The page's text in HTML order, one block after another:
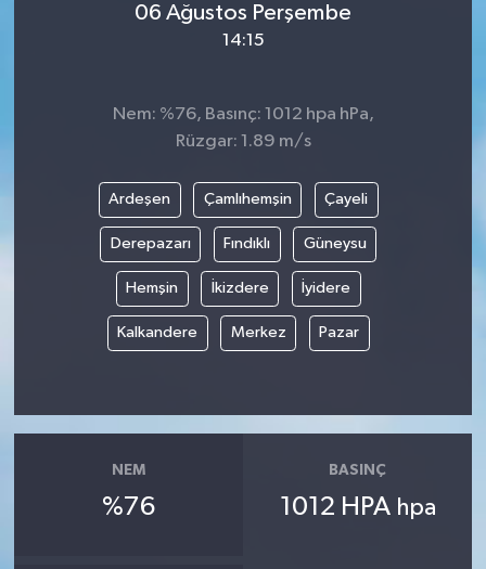
06 Ağustos Perşembe
14:15
Nem: %76, Basınç: 1012 hpa hPa,
Rüzgar: 1.89 m/s
Ardeşen Çamlıhemşin Çayeli
Derepazarı Fındıklı Güneysu
Hemşin İkizdere İyidere
Kalkandere Merkez Pazar
NEM
%76
BASINÇ
1012 HPA hpa